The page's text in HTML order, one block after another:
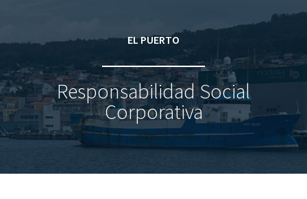
EL PUERTO
Responsabilidad Social
Corporativa